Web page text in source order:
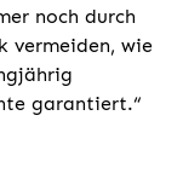
noch durch
vermeiden, wie
garantiert.“